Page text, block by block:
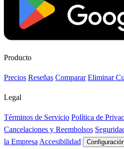
Producto
Precios Reseñas Comparar Eliminar
Legal
Términos de Servicio Política de
Cancelaciones y Reembolsos
la Empresa Accesibilidad